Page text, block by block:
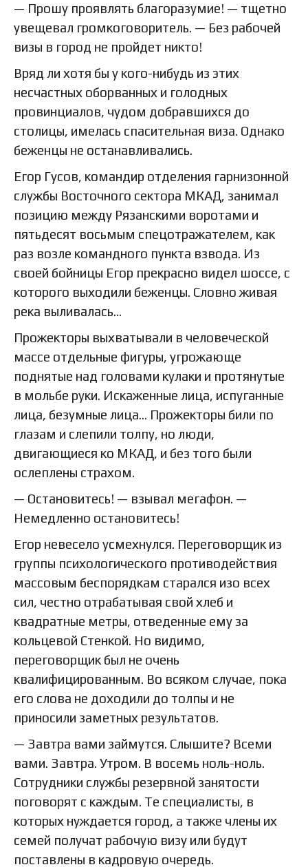
— Прошу проявлять благоразумие! — тщетно
увещевал громкоговоритель. — Без рабочей
визы в город не пройдет никто!
Вряд ли хотя бы у кого-нибудь из этих
несчастных оборванных и голодных
провинциалов, чудом добравшихся до
столицы, имелась спасительная виза. Однако
беженцы не останавливались.
Егор Гусов, командир отделения гарнизонной
службы Восточного сектора МКАД, занимал
позицию между Рязанскими воротами и
пятьдесят восьмым спецотражателем, как
раз возле командного пункта взвода. Из
своей бойницы Егор прекрасно видел шоссе, с
которого выходили беженцы. Словно живая
река выливалась…
Прожекторы выхватывали в человеческой
массе отдельные фигуры, угрожающе
поднятые над головами кулаки и протянутые
в мольбе руки. Искаженные лица, испуганные
лица, безумные лица… Прожекторы били по
глазам и слепили толпу, но люди,
двигающиеся ко МКАД, и без того были
ослеплены страхом.
— Остановитесь! — взывал мегафон. —
Немедленно остановитесь!
Егор невесело усмехнулся. Переговорщик из
группы психологического противодействия
массовым беспорядкам старался изо всех
сил, честно отрабатывая свой хлеб и
квадратные метры, отведенные ему за
кольцевой Стенкой. Но видимо,
переговорщик был не очень
квалифицированным. Во всяком случае, пока
его слова не доходили до толпы и не
приносили заметных результатов.
— Завтра вами займутся. Слышите? Всеми
вами. Завтра. Утром. В восемь ноль-ноль.
Сотрудники службы резервной занятости
поговорят с каждым. Те специалисты, в
которых нуждается город, а также члены их
семей получат рабочую визу или будут
поставлены в кадровую очередь.